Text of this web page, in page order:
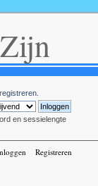
registreren
en sessielengte
Registreren